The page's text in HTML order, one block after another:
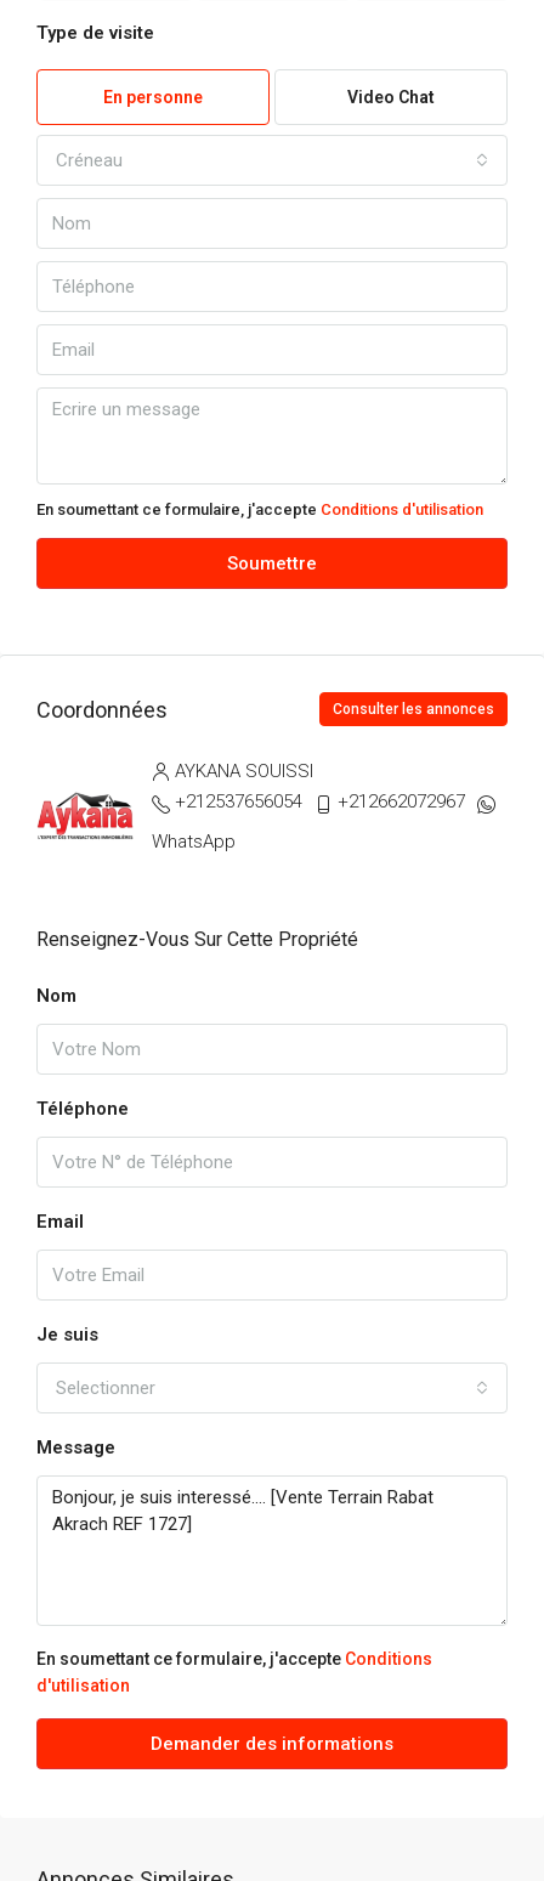
Type de visite
En personne Video Chat
Créneau
En soumettant ce formulaire, j'accepte Conditions d'utilisation
Soumettre
Coordonnées Consulter les annonces
AYKANA SOUISSI
+212537656054
+212662072967
WhatsApp
Renseignez-Vous Sur Cette Propriété
Nom
Téléphone
Email
Je suis
Selectionner
Message
En soumettant ce formulaire, j'accepte Conditions
d'utilisation
Demander des informations